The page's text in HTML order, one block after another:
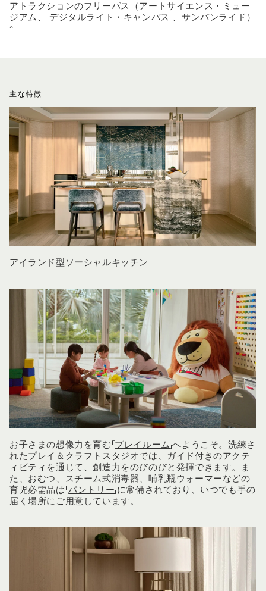
アトラクションのフリーパス（ アートサイエンス・ミュー
ジアム 、 デジタルライト・キャンバス 、サンパンライド ）
^
主な特徴
アイランド型ソーシャルキッチン
お子さまの想像力を育む「 プレイルーム 」へようこそ。洗練さ
れたプレイ＆クラフトスタジオでは、ガイド付きのアクテ
ィビティを通じて、創造力をのびのびと発揮できます。ま
た、おむつ、スチーム式消毒器、哺乳瓶ウォーマーなどの
育児必需品は「パントリー」に常備されており、いつでも手の
届く場所にご用意しています。